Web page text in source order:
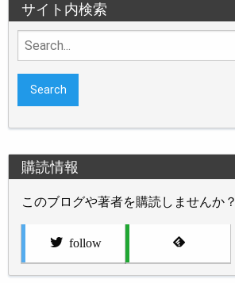
サイト内検索
Search
for:
購読情報
このブログや著者を購読しませんか？
follow